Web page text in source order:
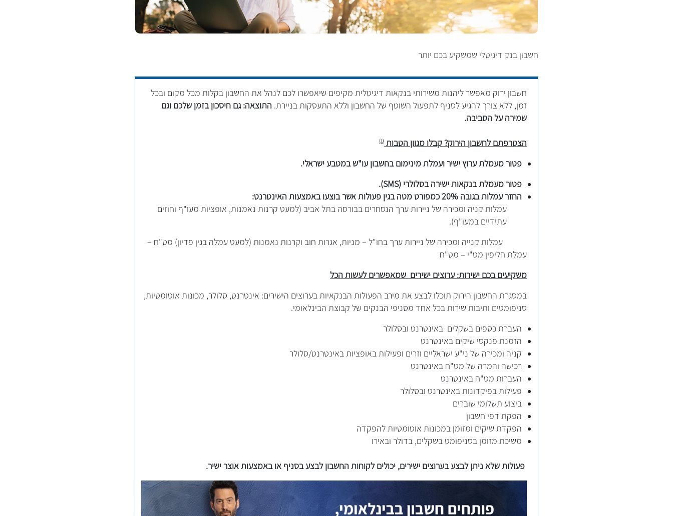
חשבון בנק דיגיטלי שמשקיע בכם יותר
חשבון ירוק מאפשר ליהנות משירותי בנקאות דיגיטלית מקיפים שיאפשרו לכם לנהל את החשבון בקלות מכל מקום ובכל
זמן, ללא צורך להגיע לסניף לתפעול השוטף של החשבון וללא התעסקות בניירת. התוצאה: גם חיסכון בזמן שלכם וגם
שמירה על הסביבה.
הצטרפתם לחשבון הירוק? קבלו מגוון הטבות(1)
פטור מעמלת ערוץ ישיר ועמלת מינימום בחשבון עו"ש במטבע ישראלי.
פטור מעמלת בנקאות ישירה בסלולרי (SMS).
החזר עמלות בגובה 20% כמפורט מטה בגין פעולות אשר בוצעו באמצעות האינטרנט:
עמלות קניה ומכירה של ניירות ערך הנסחרים בבורסה בתל אביב (למעט קרנות נאמנות, אופציות מעו"ף וחוזים
עתידיים במעו"ף).
עמלות קנייה ומכירה של ניירות ערך בחו"ל – מניות, אגרות חוב וקרנות נאמנות (למעט עמלה בגין פדיון) מט"ח –
עמלת חליפין מט"י – מט"ח
משקיעים בכם ישירות: ערוצים ישירים שמאפשרים לעשות הכל
במסגרת החשבון הירוק תוכלו לבצע את מירב הפעולות הבנקאיות בערוצים הישירים: אינטרנט, סלולר, מכונות אוטומטיות,
סניפומטים ותיבות שירות בכל אחד מסניפי הבנקים של קבוצת הבינלאומי.
העברת כספים בשקלים באינטרנט ובסלולר
הזמנת פנקסי שיקים באינטרנט
קניה ומכירה של ני"ע ישראליים וזרים ופעילות באופציות באינטרנט/סלולר
רכישה והמרה של מט"ח באינטרנט
העברות מט"ח באינטרנט
פעילות בפיקדונות באינטרנט ובסלולר
ביצוע תשלומי שוברים
הפקת דפי חשבון
הפקדת שיקים ומזומן במכונות אוטומטיות להפקדה
משיכת מזומן בסניפומט בשקלים, בדולר ובאירו
פעולות שלא ניתן לבצע בערוצים ישירים, יכולים לקוחות החשבון לבצע בסניף או באמצעות אוצר ישיר.